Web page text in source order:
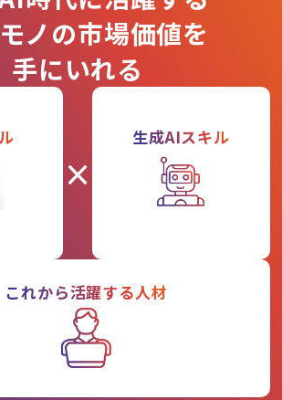
ノの市場価値を
手にいれる
×
生成AIスキル
これから活躍する人材